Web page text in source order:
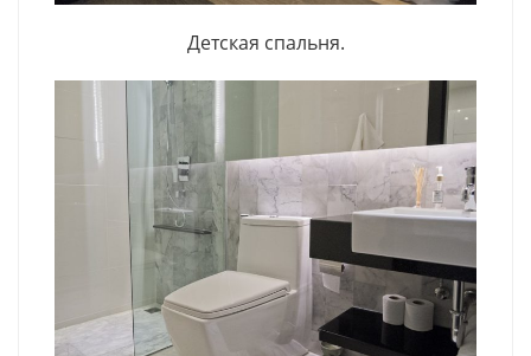
Детская спальня.